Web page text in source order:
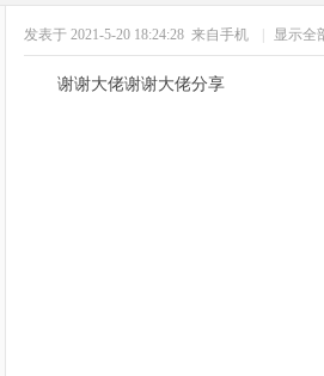
发表于 2021-5-20 18:24:28 来自手机 显示全
谢谢大佬谢谢大佬分享